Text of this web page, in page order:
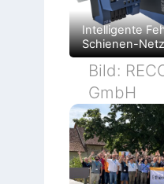
Intelligente
Schienen-
Bild:
GmbH